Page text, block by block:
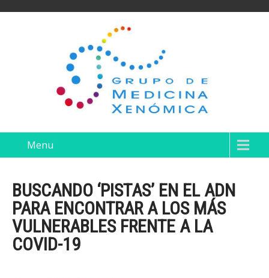
Menu
BUSCANDO ‘PISTAS’ EN EL ADN
PARA ENCONTRAR A LOS MÁS
VULNERABLES FRENTE A LA
COVID-19